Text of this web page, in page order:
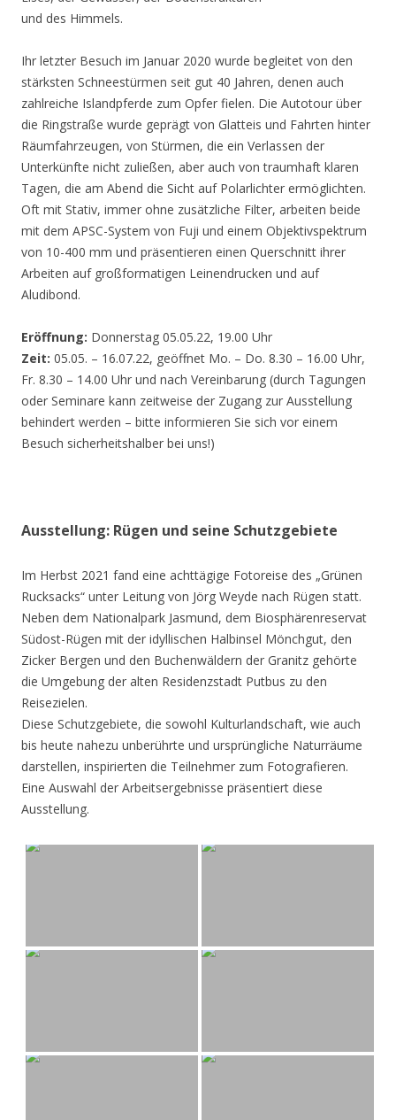
und des Himmels.
Ihr letzter Besuch im Januar 2020 wurde begleitet von den
stärksten Schneestürmen seit gut 40 Jahren, denen auch
zahlreiche Islandpferde zum Opfer fielen. Die Autotour über
die Ringstraße wurde geprägt von Glatteis und Fahrten hinter
Räumfahrzeugen, von Stürmen, die ein Verlassen der
Unterkünfte nicht zuließen, aber auch von traumhaft klaren
Tagen, die am Abend die Sicht auf Polarlichter ermöglichten.
Oft mit Stativ, immer ohne zusätzliche Filter, arbeiten beide
mit dem APSC-System von Fuji und einem Objektivspektrum
von 10-400 mm und präsentieren einen Querschnitt ihrer
Arbeiten auf großformatigen Leinendrucken und auf
Aludibond.
Eröffnung: Donnerstag 05.05.22, 19.00 Uhr
Zeit: 05.05. – 16.07.22, geöffnet Mo. – Do. 8.30 – 16.00 Uhr,
Fr. 8.30 – 14.00 Uhr und nach Vereinbarung (durch Tagungen
oder Seminare kann zeitweise der Zugang zur Ausstellung
behindert werden – bitte informieren Sie sich vor einem
Besuch sicherheitshalber bei uns!)
Ausstellung: Rügen und seine Schutzgebiete
Im Herbst 2021 fand eine achttägige Fotoreise des „Grünen
Rucksacks“ unter Leitung von Jörg Weyde nach Rügen statt.
Neben dem Nationalpark Jasmund, dem Biosphärenreservat
Südost-Rügen mit der idyllischen Halbinsel Mönchgut, den
Zicker Bergen und den Buchenwäldern der Granitz gehörte
die Umgebung der alten Residenzstadt Putbus zu den
Reisezielen.
Diese Schutzgebiete, die sowohl Kulturlandschaft, wie auch
bis heute nahezu unberührte und ursprüngliche Naturräume
darstellen, inspirierten die Teilnehmer zum Fotografieren.
Eine Auswahl der Arbeitsergebnisse präsentiert diese
Ausstellung.